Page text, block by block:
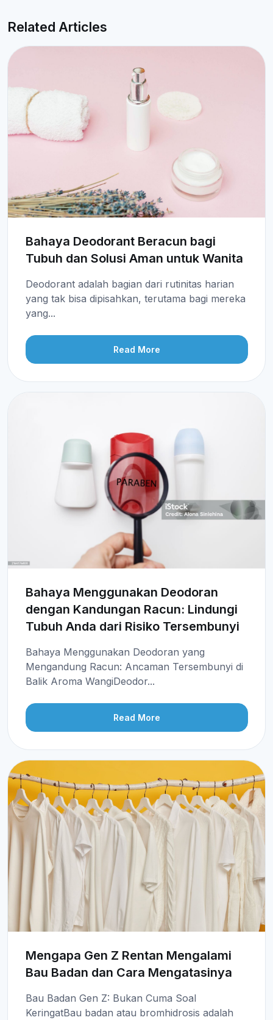
Related Articles
Bahaya Deodorant Beracun bagi
Tubuh dan Solusi Aman untuk Wanita
Deodorant adalah bagian dari rutinitas harian
yang tak bisa dipisahkan, terutama bagi mereka
yang...
Read More
Bahaya Menggunakan Deodoran
dengan Kandungan Racun: Lindungi
Tubuh Anda dari Risiko Tersembunyi
Bahaya Menggunakan Deodoran yang
Mengandung Racun: Ancaman Tersembunyi di
Balik Aroma WangiDeodor...
Read More
Mengapa Gen Z Rentan Mengalami
Bau Badan dan Cara Mengatasinya
Bau Badan Gen Z: Bukan Cuma Soal
KeringatBau badan atau bromhidrosis adalah